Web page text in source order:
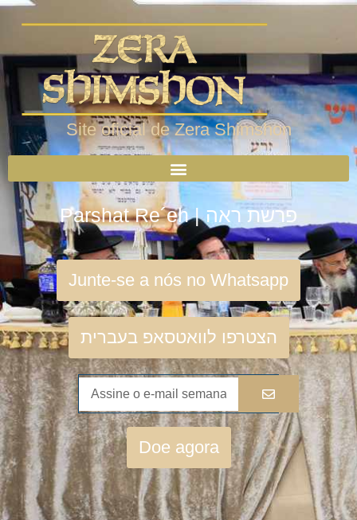
Site oficial de Zera Shimshon
Parshat Re´eh | פרשת ראה
Junte-se a nós no Whatsapp
הצטרפו לוואטסאפ בעברית
Doe agora